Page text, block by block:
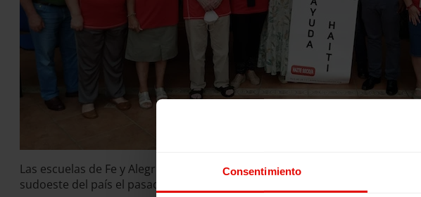
Consentimiento
Las escuelas de Fe y Alegría en Haití son oasis de paz en un país que
sudoeste del país el pasado mes de agosto.